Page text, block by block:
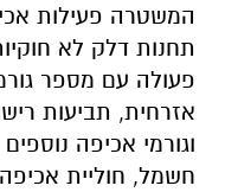
המשטרה פעילות
תחנות דלק לא
פעולה עם מספר
אזרחית, תביעות
וגורמי אכיפה
חשמל, חוליית